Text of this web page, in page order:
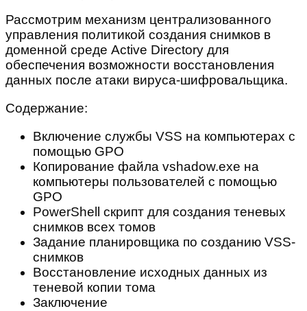
Рассмотрим механизм централизованного
управления политикой создания снимков в
доменной среде Active Directory для
обеспечения возможности восстановления
данных после атаки вируса-шифровальщика.
Содержание:
Включение службы VSS на компьютерах с
помощью GPO
Копирование файла vshadow.exe на
компьютеры пользователей с помощью
GPO
PowerShell скрипт для создания теневых
снимков всех томов
Задание планировщика по созданию VSS-
снимков
Восстановление исходных данных из
теневой копии тома
Заключение